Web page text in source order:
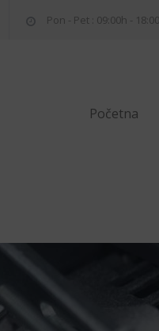
Pon - Pet : 09:00h -
Početna